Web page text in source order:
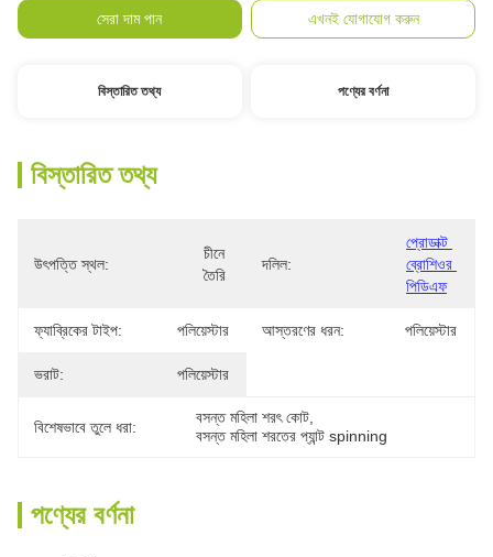
সেরা দাম পান এখনই যোগাযোগ করুন
বিস্তারিত তথ্য পণ্যের বর্ণনা
বিস্তারিত তথ্য
উৎপত্তি স্থল:
চীনে
তৈরি
দলিল:
প্রোডাক্ট
ব্রোশিওর
পিডিএফ
ফ্যাব্রিকের টাইপ: পলিয়েস্টার আস্তরণের ধরন: পলিয়েস্টার
ভরাট: পলিয়েস্টার
বিশেষভাবে তুলে ধরা:
বসন্ত মহিলা শরৎ কোট
বসন্ত মহিলা শরতের প্যান্ট spinning
পণ্যের বর্ণনা